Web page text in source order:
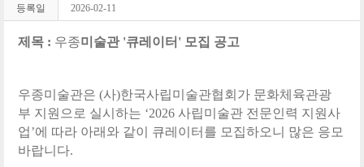
등록일
2026-02-11
제목 : 우종미술관 '큐레이터 ' 모집 공고
우종미술관은 (사)한국사립미술관협회가 문화체육관광
부 지원으로 실시하는 ‘2026 사립미술관 전문인력 지원사
업’에 따라 아래와 같이 큐레이터를 모집하오니 많은 응모
바랍니다.